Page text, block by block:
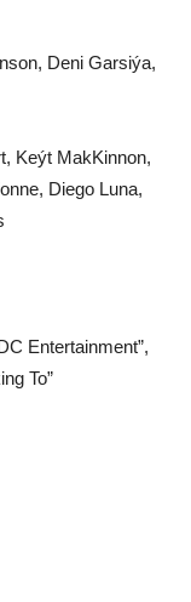
Deni Garsiýa,
Keýt MakKinnon,
Diego Luna,
Entertainment”,
To”